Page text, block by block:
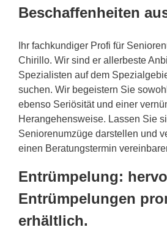
Beschaffenheiten
Ihr fachkundiger Profi für
Chirillo. Wir sind er allerbeste
Spezialisten auf dem
suchen. Wir begeistern Sie
ebenso Seriösität und einer
Herangehensweise. Lassen Sie
Seniorenumzüge darstellen und
einen Beratungstermin
Entrümpelung:
Entrümpelungen
erhältlich.